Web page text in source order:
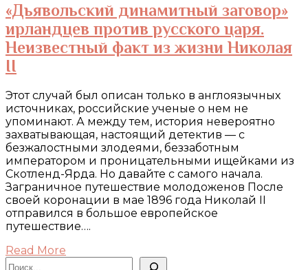
«Дьявольский динамитный заговор»
ирландцев против русского царя.
Неизвестный факт из жизни Николая
II
Этот случай был описан только в англоязычных
источниках, российские ученые о нем не
упоминают. А между тем, история невероятно
захватывающая, настоящий детектив — с
безжалостными злодеями, беззаботным
императором и проницательными ищейками из
Скотленд-Ярда. Но давайте с самого начала.
Заграничное путешествие молодоженов После
своей коронации в мае 1896 года Николай II
отправился в большое европейское
путешествие….
Read More
Поиск